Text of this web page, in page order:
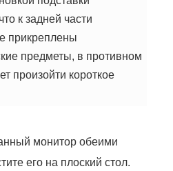
к задней части
прикреплены
предметы, в противном
произойти короткое
монитор обеими
его на плоский стол.